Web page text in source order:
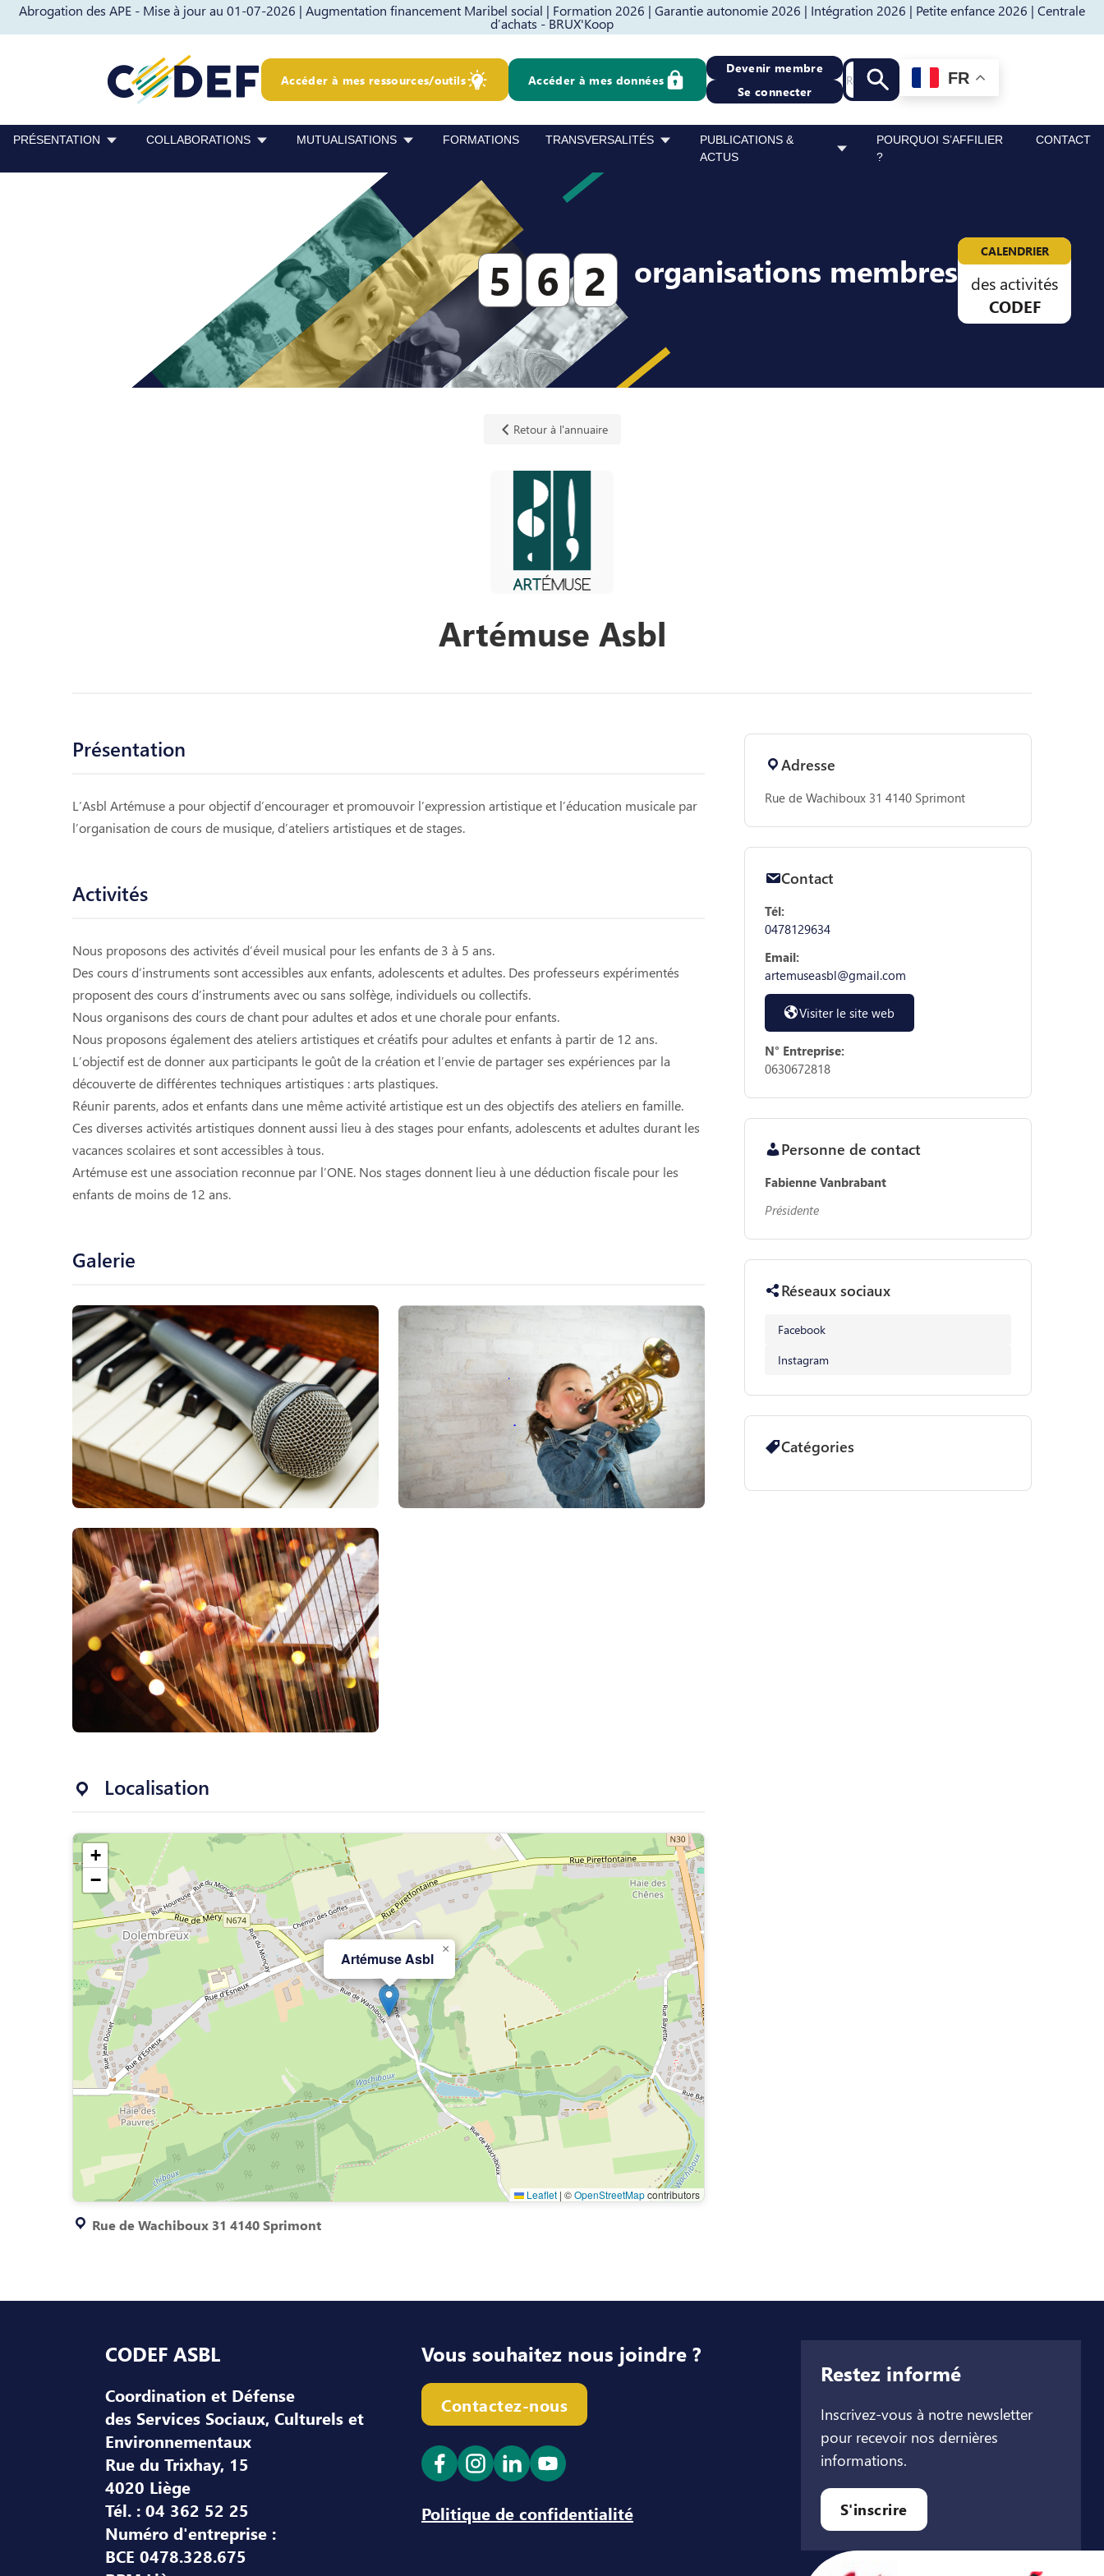
Abrogation des APE - Mise à jour au 01-07-2026 | Augmentation financement Maribel social | Formation 2026 | Garantie autonomie 2026 | Intégration 2026 | Petite enfance 2026 | Centrale
d’achats - BRUX'Koop
Passer au contenu Passer au pied de page
Accéder à mes ressources/outils Accéder à mes données
Devenir membre
Se connecter
Recherche
Lancer la recherche
FR
PRÉSENTATION COLLABORATIONS MUTUALISATIONS FORMATIONS TRANSVERSALITÉS
PUBLICATIONS &
ACTUS
POURQUOI S’AFFILIER
?
CONTACT
5 6 2 organisations membres CALENDRIER
des activités
CODEF
Retour à l'annuaire
Artémuse Asbl
Présentation
L’Asbl Artémuse a pour objectif d’encourager et promouvoir l’expression artistique et l’éducation musicale par
l’organisation de cours de musique, d’ateliers artistiques et de stages.
Activités
Nous proposons des activités d’éveil musical pour les enfants de 3 à 5 ans.
Des cours d’instruments sont accessibles aux enfants, adolescents et adultes. Des professeurs expérimentés
proposent des cours d’instruments avec ou sans solfège, individuels ou collectifs.
Nous organisons des cours de chant pour adultes et ados et une chorale pour enfants.
Nous proposons également des ateliers artistiques et créatifs pour adultes et enfants à partir de 12 ans.
L’objectif est de donner aux participants le goût de la création et l’envie de partager ses expériences par la
découverte de différentes techniques artistiques : arts plastiques.
Réunir parents, ados et enfants dans une même activité artistique est un des objectifs des ateliers en famille.
Ces diverses activités artistiques donnent aussi lieu à des stages pour enfants, adolescents et adultes durant les
vacances scolaires et sont accessibles à tous.
Artémuse est une association reconnue par l’ONE. Nos stages donnent lieu à une déduction fiscale pour les
enfants de moins de 12 ans.
Galerie
Localisation
Artémuse Asbl
×
+
−
Leaflet | ©OpenStreetMapcontributors
Rue de Wachiboux 31 4140 Sprimont
Adresse
Rue de Wachiboux 31 4140 Sprimont
Contact
Tél:
0478129634
Email:
artemuseasbl@gmail.com
Visiter le site web
N° Entreprise:
0630672818
Personne de contact
Fabienne Vanbrabant
Présidente
Réseaux sociaux
Facebook
Instagram
Catégories
Pied de page
CODEF ASBL
Coordination et Défense
des Services Sociaux, Culturels et
Environnementaux
Rue du Trixhay, 15
4020 Liège
Tél. : 04 362 52 25
Numéro d'entreprise :
BCE 0478.328.675
Vous souhaitez nous joindre ?
Contactez-nous
Ouvrir le lien dans un nouvel onglet
Ouvrir le lien dans un nouvel onglet
Ouvrir le lien dans un nouvel onglet
Ouvrir le lien dans un nouvel onglet
Politique de confidentialité
Restez informé
Inscrivez-vous à notre newsletter
pour recevoir nos dernières
informations.
S'inscrire
Avec le soutien de ...